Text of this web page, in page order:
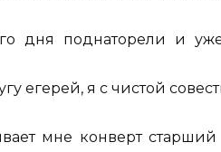
дня поднаторели и
егерей, я с чистой
мне конверт